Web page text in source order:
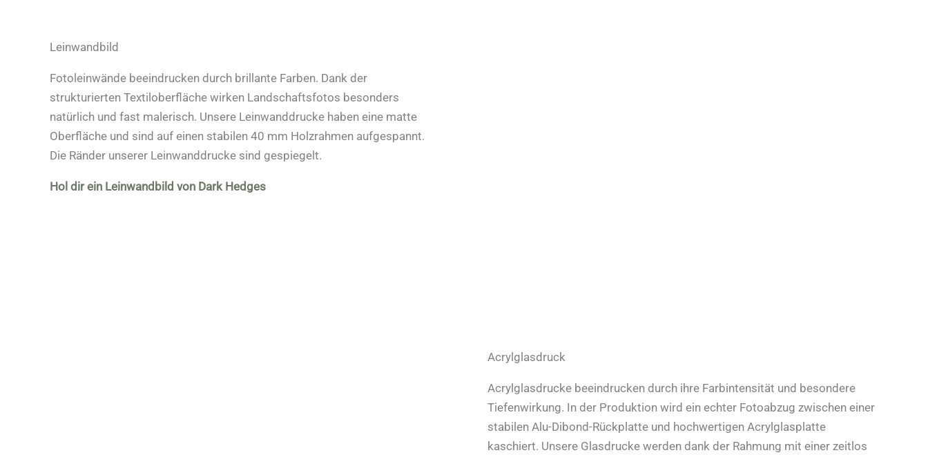
Leinwandbild
Fotoleinwände beeindrucken durch brillante Farben. Dank der
strukturierten Textiloberfläche wirken Landschaftsfotos besonders
natürlich und fast malerisch. Unsere Leinwanddrucke haben eine matte
Oberfläche und sind auf einen stabilen 40 mm Holzrahmen aufgespannt.
Die Ränder unserer Leinwanddrucke sind gespiegelt.
Hol dir ein Leinwandbild von Dark Hedges
Acrylglasdruck
Acrylglasdrucke beeindrucken durch ihre Farbintensität und besondere
Tiefenwirkung. In der Produktion wird ein echter Fotoabzug zwischen einer
stabilen Alu-Dibond-Rückplatte und hochwertigen Acrylglasplatte
kaschiert. Unsere Glasdrucke werden dank der Rahmung mit einer zeitlos